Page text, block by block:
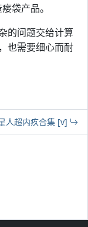
袋产品。
的问题交给计算
也需要细心而耐
人超内疚合集 [v]